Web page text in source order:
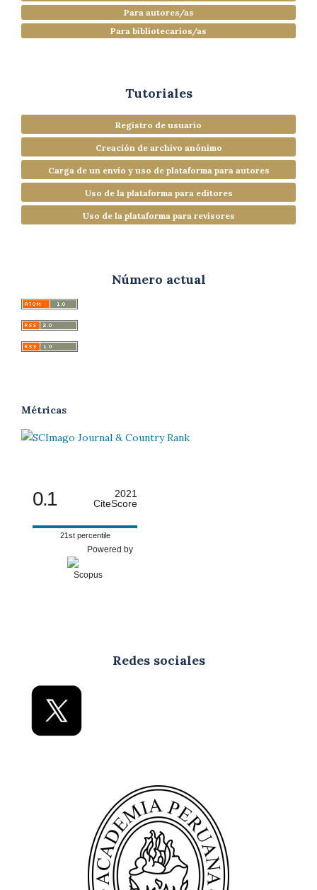
Para autores/as
Para bibliotecarios/as
Tutoriales
Registro de usuario
Creación de archivo anónimo
Carga de un envío y uso de plataforma para autores
Uso de la plataforma para editores
Uso de la plataforma para revisores
Número actual
Métricas
0.1
2021
CiteScore
21st percentile
Powered by
Redes sociales